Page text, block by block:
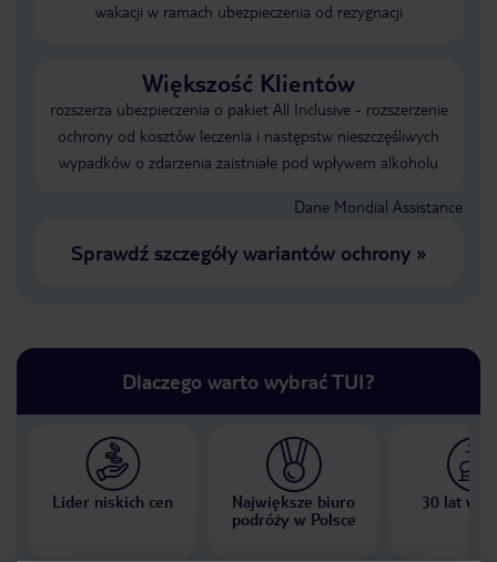
wakacji w ramach ubezpieczenia od rezygnacji
Większość Klientów
rozszerza ubezpieczenia o pakiet All Inclusive - rozszerzenie
ochrony od kosztów leczenia i następstw nieszczęśliwych
wypadków o zdarzenia zaistniałe pod wpływem alkoholu
Dane Mondial Assistance
Sprawdź szczegóły wariantów ochrony»
Dlaczego warto wybrać TUI?
Lider niskich cen
Największe biuro
podróży w Polsce
30 lat w